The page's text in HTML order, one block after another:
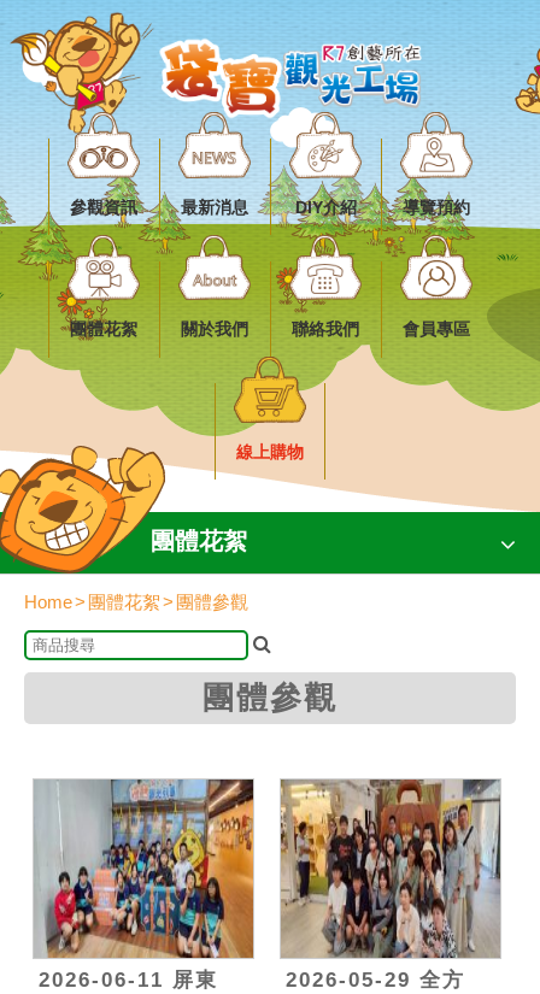
參觀資訊 最新消息 DIY介紹 導覽預約
團體花絮 關於我們 聯絡我們 會員專區
線上購物
團體花絮
Home 團體花絮 團體參觀
團體參觀
2026-06-11 屏東
2026-05-29 全方